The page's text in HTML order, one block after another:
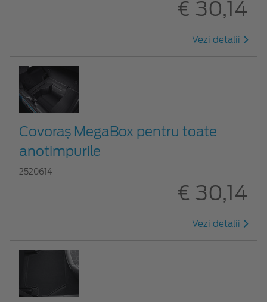
€ 30,14
Vezi detalii
Covoraș MegaBox pentru toate
anotimpurile
2520614
€ 30,14
Vezi detalii